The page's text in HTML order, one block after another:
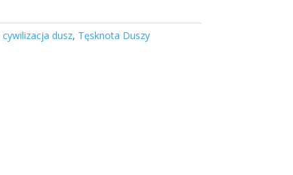
cywilizacja dusz, Tęsknota Duszy